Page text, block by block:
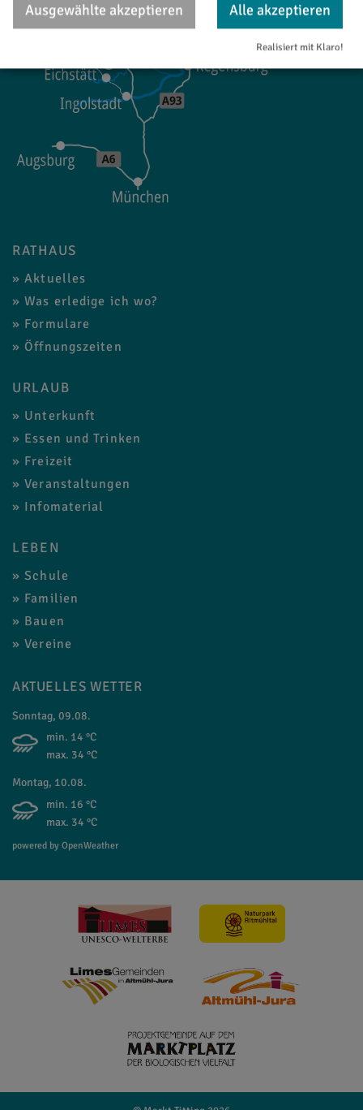
RATHAUS
Aktuelles
Was erledige ich wo?
Formulare
Öffnungszeiten
URLAUB
Unterkunft
Essen und Trinken
Freizeit
Veranstaltungen
Infomaterial
LEBEN
Schule
Familien
Bauen
Vereine
AKTUELLES WETTER
Sonntag, 09.08.
min. 14 °C
max. 34 °C
Montag, 10.08.
min. 16 °C
max. 34 °C
powered by OpenWeather
Ausgewählte akzeptieren Alle akzeptieren
Realisiert mit Klaro!